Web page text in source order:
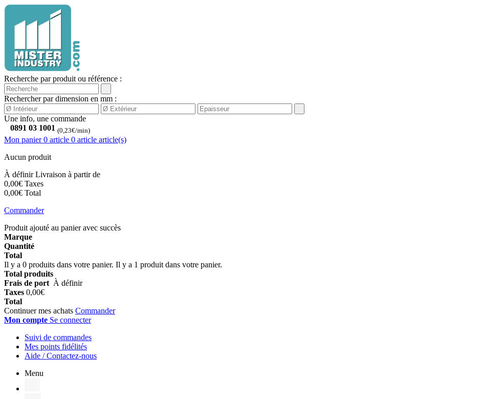
Recherche par produit ou référence :
Rechercher par dimension en mm :
Une info, une commande
0891 03 1001 (0,23€/min)
Mon panier 0 article 0 article article(s)
Aucun produit
À définirLivraison à partir de
0,00€ Taxes
0,00€ Total
Commander
Produit ajouté au panier avec succès
Marque
Quantité
Total
Il y a 0 produits dans votre panier. Il y a 1 produit dans votre panier.
Total produits
Frais de port À définir
Taxes 0,00€
Total
Continuer mes achats Commander
Mon compte Se connecter
Suivi de commandes
Mes points fidélités
Aide / Contactez-nous
Menu